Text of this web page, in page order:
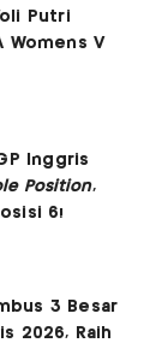
Putri
Womens V
Inggris
Position,
6!
3 Besar
2026, Raih